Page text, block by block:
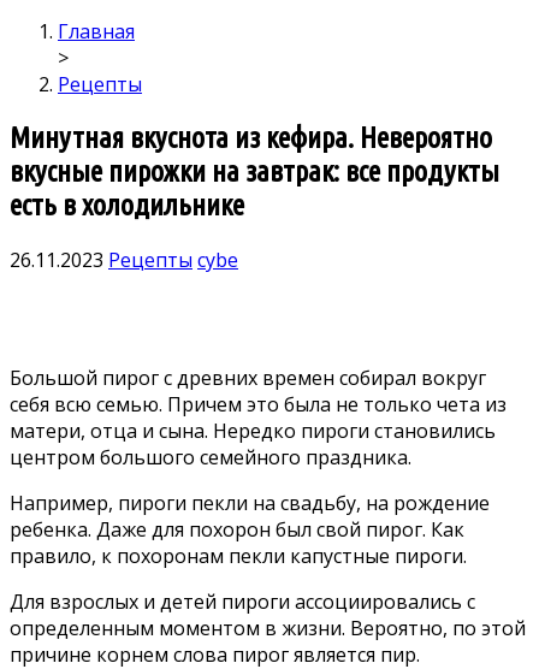
Главная
>
Рецепты
Минутная вкуснота из кефира. Невероятно
вкусные пирожки на завтрак: все продукты
есть в холодильнике
26.11.2023 Рецепты cybe
Большой пирог с древних времен собирал вокруг
себя всю семью. Причем это была не только чета из
матери, отца и сына. Нередко пироги становились
центром большого семейного праздника.
Например, пироги пекли на свадьбу, на рождение
ребенка. Даже для похорон был свой пирог. Как
правило, к похоронам пекли капустные пироги.
Для взрослых и детей пироги ассоциировались с
определенным моментом в жизни. Вероятно, по этой
причине корнем слова пирог является пир.